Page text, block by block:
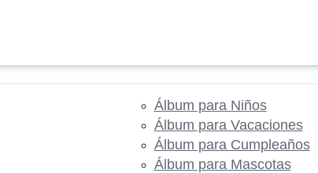
Álbum para Niños
Álbum para Vacaciones
Álbum para Cumpleaños
Álbum para Mascotas